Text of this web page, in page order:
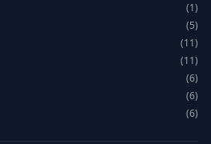
(1)
(5)
(11)
(11)
(6)
(6)
(6)